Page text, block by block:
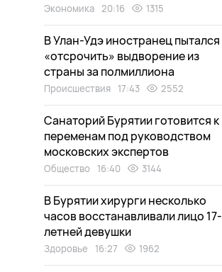
Экономика 20:16 1315
В Улан-Удэ иностранец пытался
«отсрочить» выдворение из
страны за полмиллиона
Происшествия 17:43 2552
Санаторий Бурятии готовится к
переменам под руководством
московских экспертов
Общество 16:40 3144
В Бурятии хирурги несколько
часов восстанавливали лицо 17-
летней девушки
Здоровье 16:27 1962